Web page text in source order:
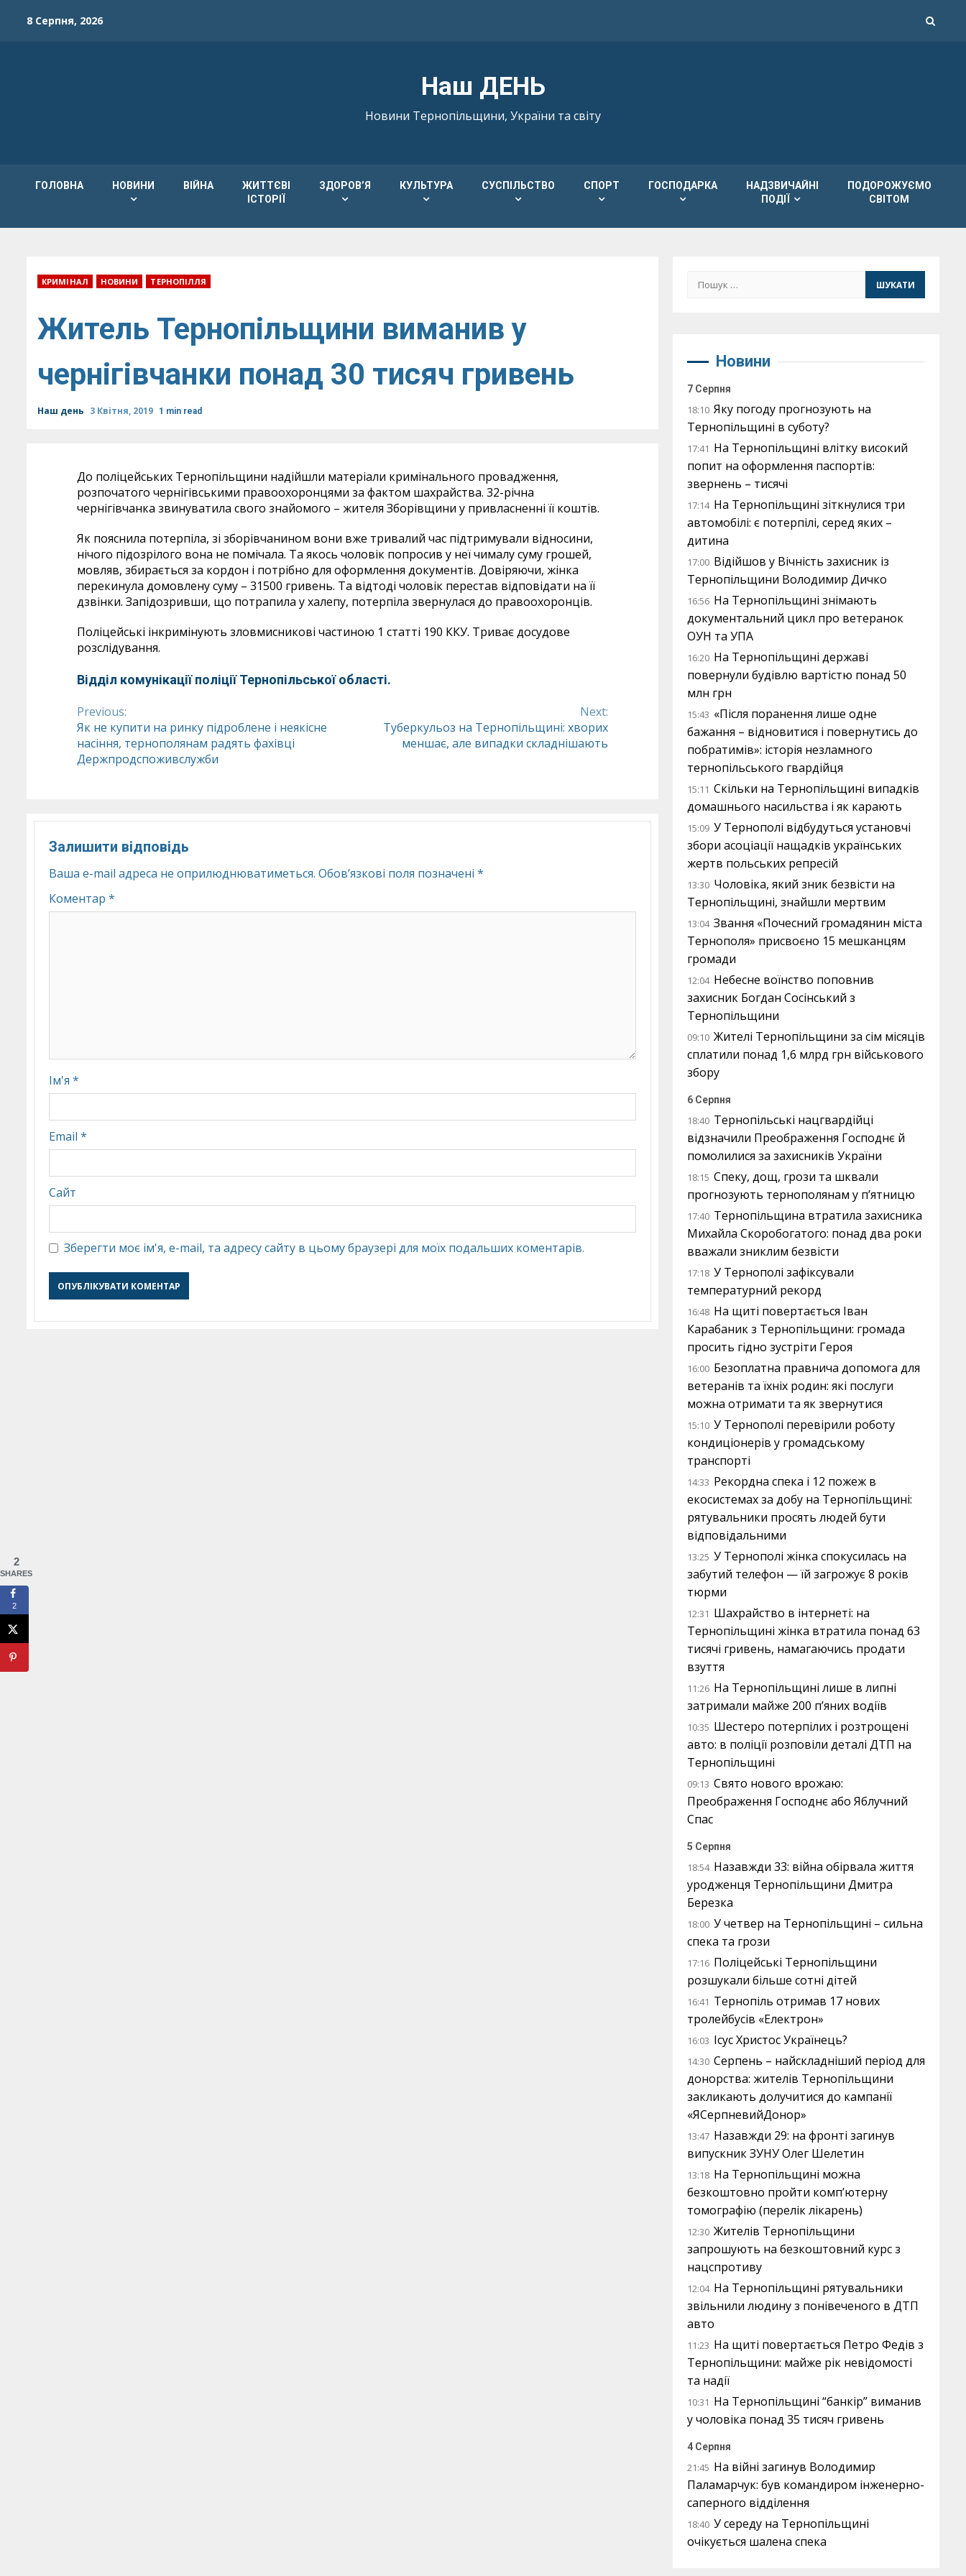
8 Серпня, 2026
Наш ДЕНЬ
Новини Тернопільщини, України та світу
ГОЛОВНА НОВИНИ ВІЙНА
ЖИТТЄВІ
ІСТОРІЇ
ЗДОРОВ’Я КУЛЬТУРА СУСПІЛЬСТВО СПОРТ ГОСПОДАРКА
НАДЗВИЧАЙНІ
ПОДІЇ
ПОДОРОЖУЄМО
СВІТОМ
КРИМІНАЛ НОВИНИ ТЕРНОПІЛЛЯ
Житель Тернопільщини виманив у
чернігівчанки понад 30 тисяч гривень
Наш день 3 Квітня, 2019 1 min read
До поліцейських Тернопільщини надійшли матеріали кримінального провадження,
розпочатого чернігівськими правоохоронцями за фактом шахрайства. 32-річна
чернігівчанка звинуватила свого знайомого – жителя Зборівщини у привласненні її коштів.
Як пояснила потерпіла, зі зборівчанином вони вже тривалий час підтримували відносини,
нічого підозрілого вона не помічала. Та якось чоловік попросив у неї чималу суму грошей,
мовляв, збирається за кордон і потрібно для оформлення документів. Довіряючи, жінка
перекинула домовлену суму – 31500 гривень. Та відтоді чоловік перестав відповідати на її
дзвінки. Запідозривши, що потрапила у халепу, потерпіла звернулася до правоохоронців.
Поліцейські інкримінують зловмисникові частиною 1 статті 190 ККУ. Триває досудове
розслідування.
Відділ комунікації поліції Тернопільської області.
Continue
Reading
Previous:
Як не купити на ринку підроблене і неякісне
насіння, тернополянам радять фахівці
Держпродспоживслужби
Next:
Туберкульоз на Тернопільщині: хворих
меншає, але випадки складнішають
Залишити відповідь
Ваша e-mail адреса не оприлюднюватиметься. Обов’язкові поля позначені *
Коментар *
Ім'я *
Email *
Сайт
Зберегти моє ім'я, e-mail, та адресу сайту в цьому браузері для моїх подальших коментарів.
Пошук:
Новини
7 Серпня
18:10 Яку погоду прогнозують на
Тернопільщині в суботу?
17:41 На Тернопільщині влітку високий
попит на оформлення паспортів:
звернень – тисячі
17:14 На Тернопільщині зіткнулися три
автомобілі: є потерпілі, серед яких –
дитина
17:00 Відійшов у Вічність захисник із
Тернопільщини Володимир Дичко
16:56 На Тернопільщині знімають
документальний цикл про ветеранок
ОУН та УПА
16:20 На Тернопільщині державі
повернули будівлю вартістю понад 50
млн грн
15:43 «Після поранення лише одне
бажання – відновитися і повернутись до
побратимів»: історія незламного
тернопільського гвардійця
15:11 Скільки на Тернопільщині випадків
домашнього насильства і як карають
15:09 У Тернополі відбудуться установчі
збори асоціації нащадків українських
жертв польських репресій
13:30 Чоловіка, який зник безвісти на
Тернопільщині, знайшли мертвим
13:04 Звання «Почесний громадянин міста
Тернополя» присвоєно 15 мешканцям
громади
12:04 Небесне воїнство поповнив
захисник Богдан Сосінський з
Тернопільщини
09:10 Жителі Тернопільщини за сім місяців
сплатили понад 1,6 млрд грн військового
збору
6 Серпня
18:40 Тернопільські нацгвардійці
відзначили Преображення Господнє й
помолилися за захисників України
18:15 Спеку, дощ, грози та шквали
прогнозують тернополянам у п’ятницю
17:40 Тернопільщина втратила захисника
Михайла Скоробогатого: понад два роки
вважали зниклим безвісти
17:18 У Тернополі зафіксували
температурний рекорд
16:48 На щиті повертається Іван
Карабаник з Тернопільщини: громада
просить гідно зустріти Героя
16:00 Безоплатна правнича допомога для
ветеранів та їхніх родин: які послуги
можна отримати та як звернутися
15:10 У Тернополі перевірили роботу
кондиціонерів у громадському
транспорті
14:33 Рекордна спека і 12 пожеж в
екосистемах за добу на Тернопільщині:
рятувальники просять людей бути
відповідальними
13:25 У Тернополі жінка спокусилась на
забутий телефон — їй загрожує 8 років
тюрми
12:31 Шахрайство в інтернеті: на
Тернопільщині жінка втратила понад 63
тисячі гривень, намагаючись продати
взуття
11:26 На Тернопільщині лише в липні
затримали майже 200 п’яних водіїв
10:35 Шестеро потерпілих і розтрощені
авто: в поліції розповіли деталі ДТП на
Тернопільщині
09:13 Свято нового врожаю:
Преображення Господнє або Яблучний
Спас
5 Серпня
18:54 Назавжди 33: війна обірвала життя
уродженця Тернопільщини Дмитра
Березка
18:00 У четвер на Тернопільщині – сильна
спека та грози
17:16 Поліцейські Тернопільщини
розшукали більше сотні дітей
16:41 Тернопіль отримав 17 нових
тролейбусів «Електрон»
16:03 Ісус Христос Українець?
14:30 Серпень – найскладніший період для
донорства: жителів Тернопільщини
закликають долучитися до кампанії
«ЯСерпневийДонор»
13:47 Назавжди 29: на фронті загинув
випускник ЗУНУ Олег Шелетин
13:18 На Тернопільщині можна
безкоштовно пройти комп’ютерну
томографію (перелік лікарень)
12:30 Жителів Тернопільщини
запрошують на безкоштовний курс з
нацспротиву
12:04 На Тернопільщині рятувальники
звільнили людину з понівеченого в ДТП
авто
11:23 На щиті повертається Петро Федів з
Тернопільщини: майже рік невідомості
та надії
10:31 На Тернопільщині “банкір” виманив
у чоловіка понад 35 тисяч гривень
4 Серпня
21:45 На війні загинув Володимир
Паламарчук: був командиром інженерно-
саперного відділення
18:40 У середу на Тернопільщині
очікується шалена спека
2
SHARES
2